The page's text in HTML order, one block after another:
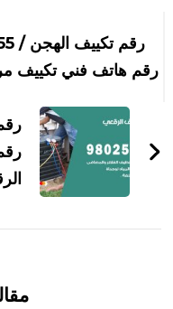
بين
التدوينات
رقم هاتف فني تكييف